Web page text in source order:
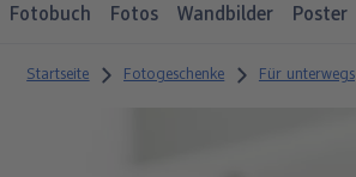
Fotobuch Fotos Wandbilder Poster
Startseite Fotogeschenke Für unterwegs